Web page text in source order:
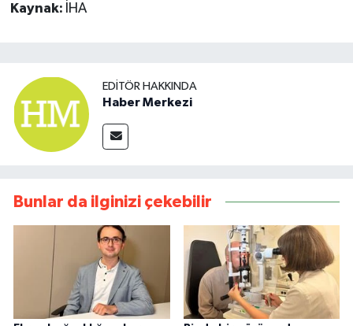
Kaynak: İHA
EDITÖR HAKKINDA
Haber Merkezi
Bunlar da ilginizi çekebilir